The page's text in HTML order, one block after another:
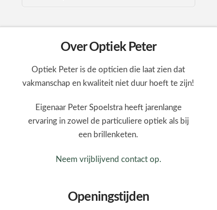
Over Optiek Peter
Optiek Peter is de opticien die laat zien dat
vakmanschap en kwaliteit niet duur hoeft te zijn!
Eigenaar Peter Spoelstra heeft jarenlange
ervaring in zowel de particuliere optiek als bij
een brillenketen.
Neem vrijblijvend contact op.
Openingstijden